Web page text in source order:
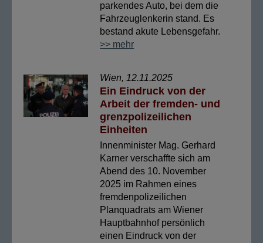
parkendes Auto, bei dem die
Fahrzeuglenkerin stand. Es
bestand akute Lebensgefahr.
>> mehr
Wien, 12.11.2025
Ein Eindruck von der
Arbeit der fremden- und
grenzpolizeilichen
Einheiten
Innenminister Mag. Gerhard
Karner verschaffte sich am
Abend des 10. November
2025 im Rahmen eines
fremdenpolizeilichen
Planquadrats am Wiener
Hauptbahnhof persönlich
einen Eindruck von der